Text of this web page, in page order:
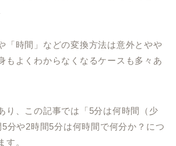
「時間」などの変換方法は意外とやや
もよくわからなくなるケースも多々あ
り、この記事では「5分は何時間（少
分や2時間5分は何時間で何分か？につ
す。